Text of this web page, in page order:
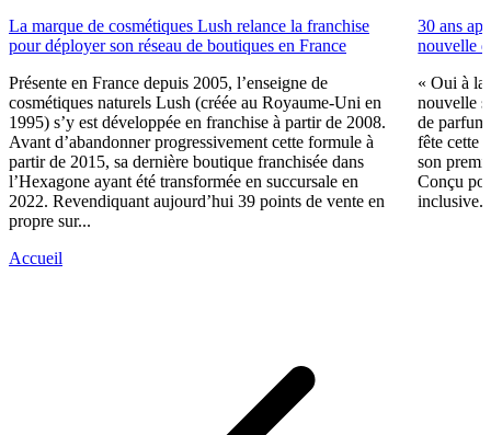
La marque de cosmétiques Lush relance la franchise
pour déployer son réseau de boutiques en France
Présente en France depuis 2005, l’enseigne de
cosmétiques naturels Lush (créée au Royaume-Uni en
1995) s’y est développée en franchise à partir de 2008.
Avant d’abandonner progressivement cette formule à
partir de 2015, sa dernière boutique franchisée dans
l’Hexagone ayant été transformée en succursale en
2022. Revendiquant aujourd’hui 39 points de vente en
propre sur...
30 ans
nouvelle
« Oui à la
nouvelle
de
fête cette
son
Conçu
Accueil